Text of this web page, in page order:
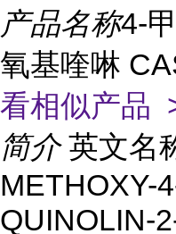
产品名称4-
氧基喹啉
看相似产品
简介 英文名
METHOXY-
QUINOLIN-